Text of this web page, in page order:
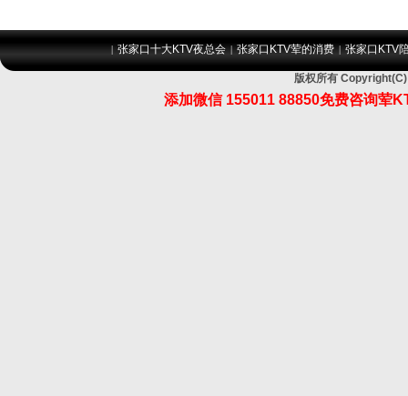
|张家口十大KTV夜总会 |张家口KTV荤的消费 |张家口KTV
版权所有
添加微信 155011 88850免费咨询荤